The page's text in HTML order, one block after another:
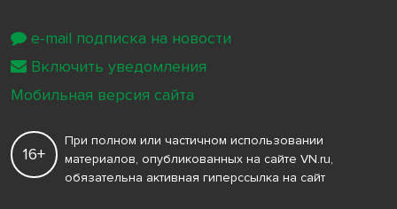
16+
При полном или частичном использовании
материалов, опубликованных на сайте VN.ru,
обязательна активная гиперссылка на сайт
e-mail подписка на новости
Включить уведомления
Мобильная версия сайта